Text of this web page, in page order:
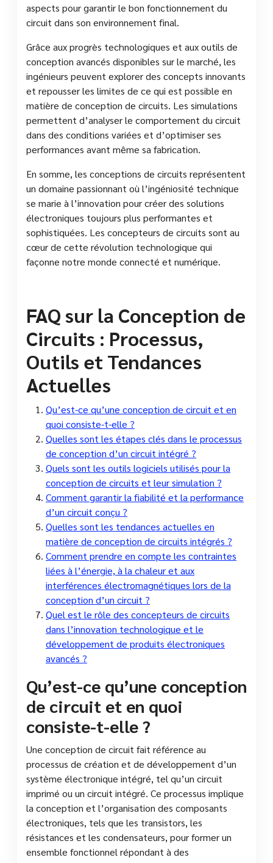
aspects pour garantir le bon fonctionnement du
circuit dans son environnement final.
Grâce aux progrès technologiques et aux outils de
conception avancés disponibles sur le marché, les
ingénieurs peuvent explorer des concepts innovants
et repousser les limites de ce qui est possible en
matière de conception de circuits. Les simulations
permettent d’analyser le comportement du circuit
dans des conditions variées et d’optimiser ses
performances avant même sa fabrication.
En somme, les conceptions de circuits représentent
un domaine passionnant où l’ingéniosité technique
se marie à l’innovation pour créer des solutions
électroniques toujours plus performantes et
sophistiquées. Les concepteurs de circuits sont au
cœur de cette révolution technologique qui
façonne notre monde connecté et numérique.
FAQ sur la Conception de
Circuits : Processus,
Outils et Tendances
Actuelles
Qu’est-ce qu’une conception de circuit et en
quoi consiste-t-elle ?
Quelles sont les étapes clés dans le processus
de conception d’un circuit intégré ?
Quels sont les outils logiciels utilisés pour la
conception de circuits et leur simulation ?
Comment garantir la fiabilité et la performance
d’un circuit conçu ?
Quelles sont les tendances actuelles en
matière de conception de circuits intégrés ?
Comment prendre en compte les contraintes
liées à l’énergie, à la chaleur et aux
interférences électromagnétiques lors de la
conception d’un circuit ?
Quel est le rôle des concepteurs de circuits
dans l’innovation technologique et le
développement de produits électroniques
avancés ?
Qu’est-ce qu’une conception
de circuit et en quoi
consiste-t-elle ?
Une conception de circuit fait référence au
processus de création et de développement d’un
système électronique intégré, tel qu’un circuit
imprimé ou un circuit intégré. Ce processus implique
la conception et l’organisation des composants
électroniques, tels que les transistors, les
résistances et les condensateurs, pour former un
ensemble fonctionnel répondant à des